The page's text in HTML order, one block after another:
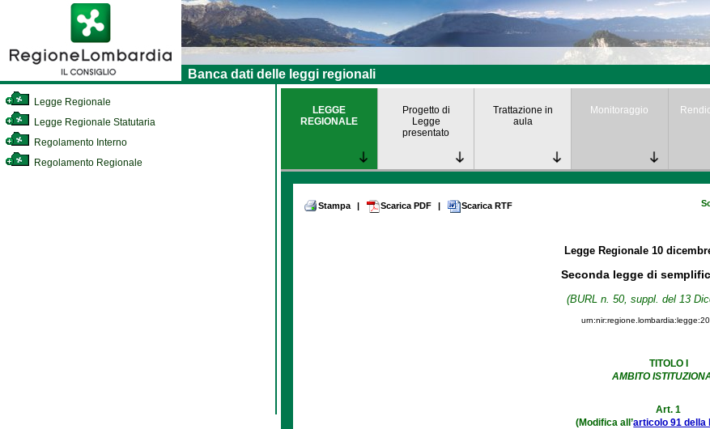
Banca dati delle leggi regionali
Legge Regionale
Legge Regionale Statutaria
Regolamento Interno
Regolamento Regionale
LEGGE
REGIONALE
Progetto di
Legge
presentato
Trattazione in
aula
Monitoraggio
Stampa | Scarica PDF | Scarica RTF
Legge Regionale 10
Seconda legge di
(BURL n. 50, suppl. del 13
TITOLO I
AMBITO
Art. 1
(Modifica all’articolo 91 della